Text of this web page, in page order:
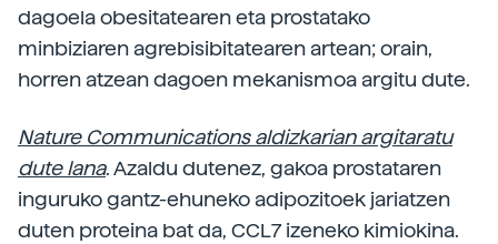
dagoela obesitatearen eta prostatako
minbiziaren agrebisibitatearen artean; orain,
horren atzean dagoen mekanismoa argitu dute.
Nature Communications aldizkarian argitaratu
dute lana. Azaldu dutenez, gakoa prostataren
inguruko gantz-ehuneko adipozitoek jariatzen
duten proteina bat da, CCL7 izeneko kimiokina.